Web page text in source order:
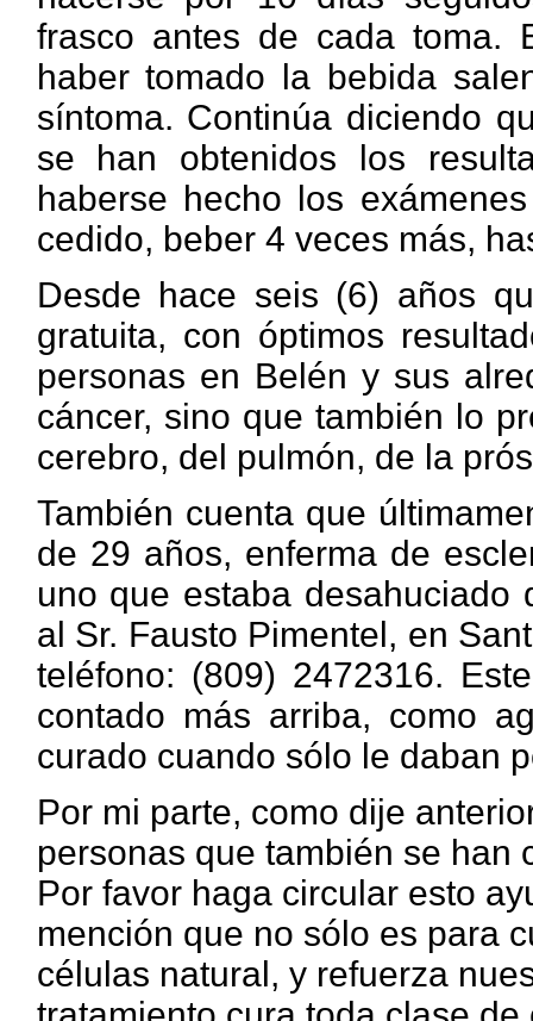
frasco antes de cada toma.
haber tomado la bebida
síntoma. Continúa diciendo
se han obtenidos los
haberse hecho los
cedido, beber 4 veces más,
Desde hace seis (6) años
gratuita, con óptimos
personas en Belén y sus
cáncer, sino que también lo
cerebro, del pulmón, de la
También cuenta que
de 29 años, enferma de
uno que estaba desahuciado
al Sr. Fausto Pimentel, en
teléfono: (809) 2472316.
contado más arriba, como
curado cuando sólo le daban
Por mi parte, como dije
personas que también se han
Por favor haga circular esto
mención que no sólo es para
células natural, y refuerza